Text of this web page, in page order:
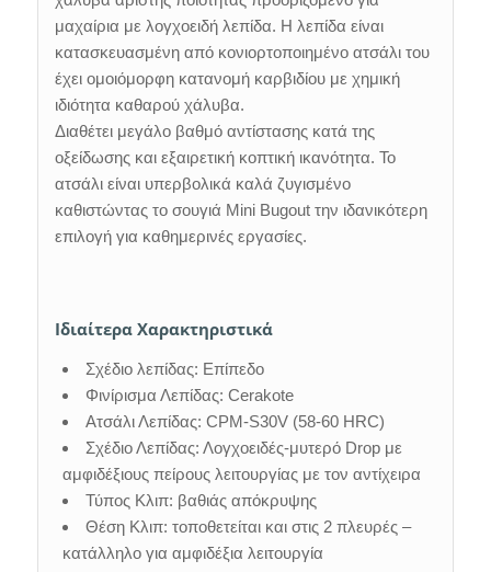
μαχαίρια με λογχοειδή λεπίδα. Η λεπίδα είναι
κατασκευασμένη από κονιορτοποιημένο ατσάλι του
έχει ομοιόμορφη κατανομή καρβιδίου με χημική
ιδιότητα καθαρού χάλυβα.
Διαθέτει μεγάλο βαθμό αντίστασης κατά της
οξείδωσης και εξαιρετική κοπτική ικανότητα. Το
ατσάλι είναι υπερβολικά καλά ζυγισμένο
καθιστώντας το σουγιά Mini Bugout την ιδανικότερη
επιλογή για καθημερινές εργασίες.
Ιδιαίτερα Χαρακτηριστικά
Σχέδιο λεπίδας: Επίπεδο
Φινίρισμα Λεπίδας: Cerakote
Ατσάλι Λεπίδας: CPM-S30V (58-60 HRC)
Σχέδιο Λεπίδας: Λογχοειδές-μυτερό Drop με
αμφιδέξιους πείρους λειτουργίας με τον αντίχειρα
Τύπος Κλιπ: βαθιάς απόκρυψης
Θέση Κλιπ: τοποθετείται και στις 2 πλευρές –
κατάλληλο για αμφιδέξια λειτουργία